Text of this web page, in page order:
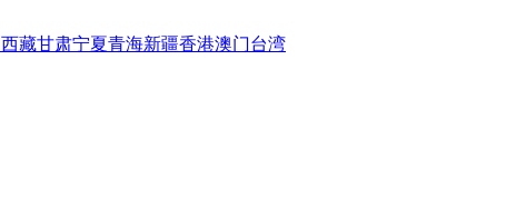
西藏甘肃宁夏青海新疆香港澳门台湾